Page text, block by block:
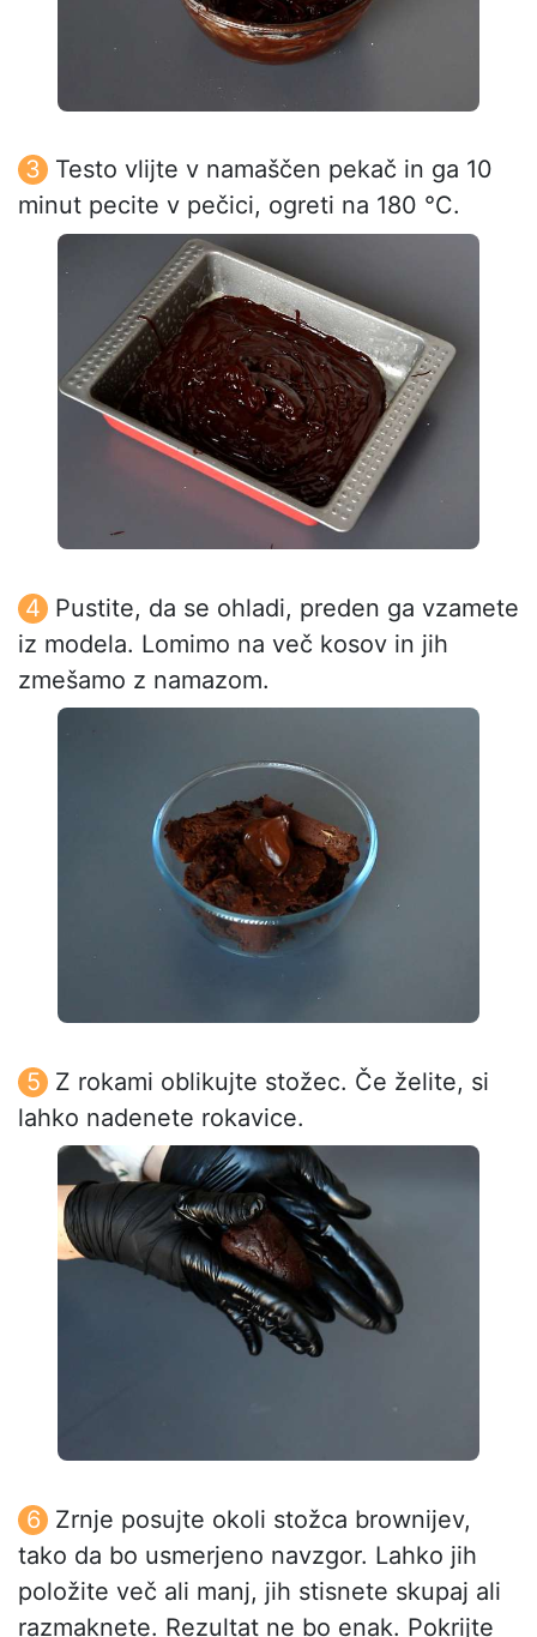
Testo vlijte v namaščen pekač in ga 10
minut pecite v pečici, ogreti na 180 °C.
Pustite, da se ohladi, preden ga vzamete
iz modela. Lomimo na več kosov in jih
zmešamo z namazom.
Z rokami oblikujte stožec. Če želite, si
lahko nadenete rokavice.
Zrnje posujte okoli stožca brownijev,
tako da bo usmerjeno navzgor. Lahko jih
položite več ali manj, jih stisnete skupaj ali
razmaknete. Rezultat ne bo enak. Pokrijte